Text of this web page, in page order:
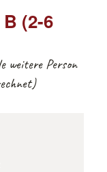
(2-6
weitere Person